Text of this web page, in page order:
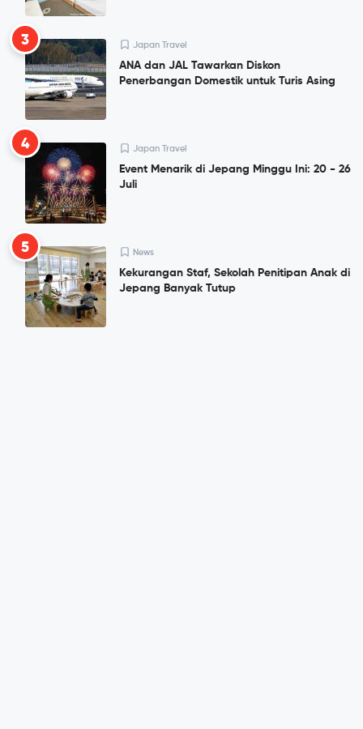
3 Japan Travel
ANA dan JAL Tawarkan Diskon
Penerbangan Domestik untuk Turis Asing
4 Japan Travel
Event Menarik di Jepang Minggu Ini: 20 - 26
Juli
5 News
Kekurangan Staf, Sekolah Penitipan Anak di
Jepang Banyak Tutup